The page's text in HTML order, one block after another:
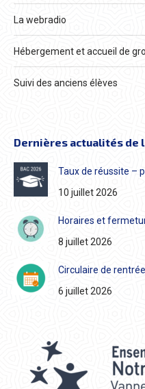
La webradio
Hébergement et accueil de
Suivi des anciens élèves
Dernières actualités de
Taux de réussite –
10 juillet 2026
Horaires et
8 juillet 2026
Circulaire de
6 juillet 2026